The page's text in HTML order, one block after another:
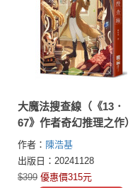
大魔法搜查線（《13．
67》作者奇幻推理之作）
作者： 陳浩基
出版日：20241128
$399 優惠價315元